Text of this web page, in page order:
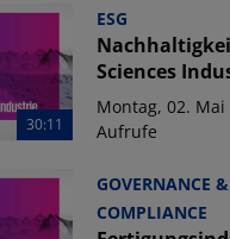
30:11
ESG
Sciences
Montag, 02.
Aufrufe
GOVERNANCE &
COMPLIANCE